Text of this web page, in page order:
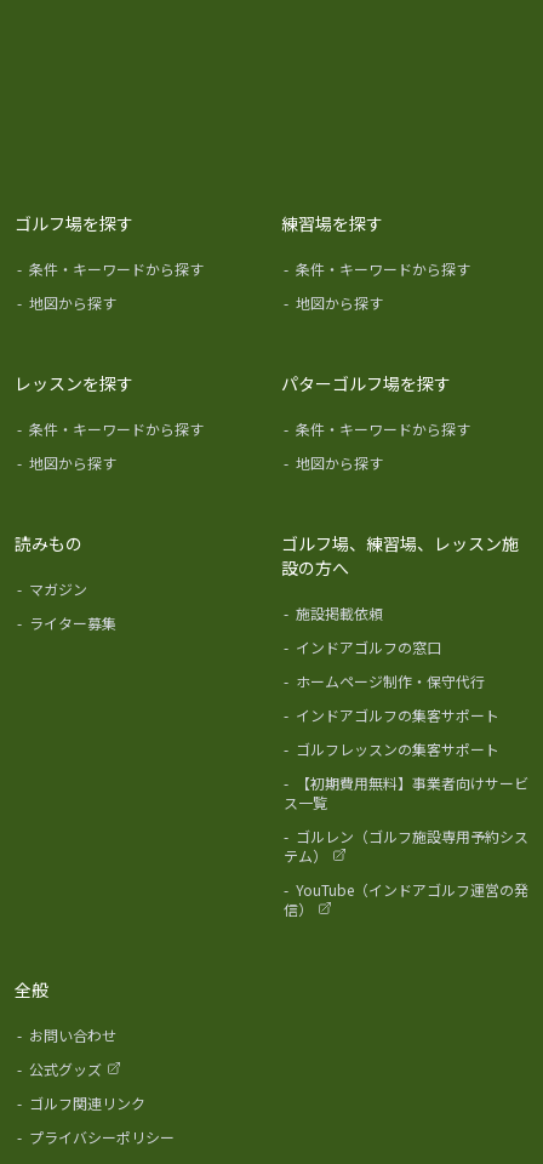
ゴルフ場を探す
- 条件・キーワードから探す
- 地図から探す
練習場を探す
- 条件・キーワードから探す
- 地図から探す
レッスンを探す
- 条件・キーワードから探す
- 地図から探す
パターゴルフ場を探す
- 条件・キーワードから探す
- 地図から探す
読みもの
- マガジン
- ライター募集
ゴルフ場、練習場、レッスン施
設の方へ
- 施設掲載依頼
- インドアゴルフの窓口
- ホームページ制作・保守代行
- インドアゴルフの集客サポート
- ゴルフレッスンの集客サポート
-
【初期費用無料】事業者向けサービ
ス一覧
- ゴルレン（ゴルフ施設専用予約シス
テム）
- YouTube（インドアゴルフ運営の発
信）
全般
- お問い合わせ
- 公式グッズ
- ゴルフ関連リンク
- プライバシーポリシー